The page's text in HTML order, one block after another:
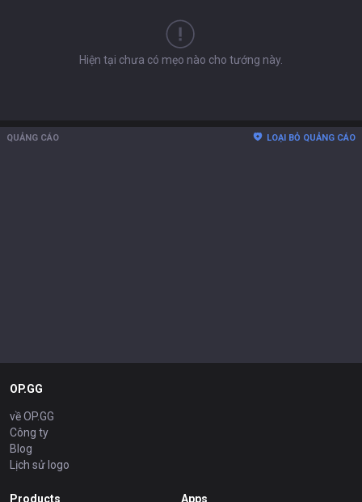
Hiện tại chưa có mẹo nào cho tướng này.
QUẢNG CÁO LOẠI BỎ QUẢNG CÁO
OP.GG
về OP.GG
Công ty
Blog
Lịch sử logo
Products Apps